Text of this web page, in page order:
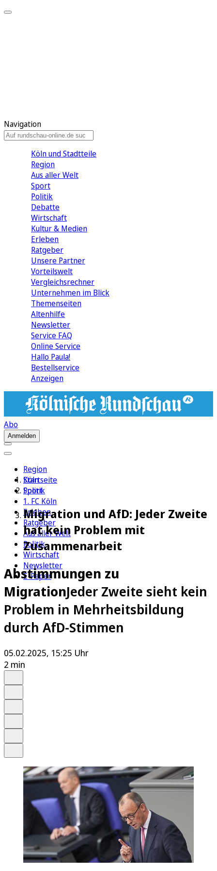
Navigation
Köln und Stadtteile
Region
Aus aller Welt
Sport
Politik
Debatte
Wirtschaft
Kultur & Medien
Erleben
Ratgeber
Unsere Partner
Vorteilswelt
Vergleichsrechner
Unternehmen im Blick
Themenseiten
Altenhilfe
Newsletter
Service FAQ
Online Service
Hallo Paula!
Bestellservice
Anzeigen
Abo
Anmelden
Region
Köln
Sport
1. FC Köln
Erleben
Ratgeber
Aus aller Welt
Politik
Wirtschaft
Newsletter
E-Paper
Startseite
Politik
Migration und AfD: Jeder Zweite
hat kein Problem mit
Zusammenarbeit
Abstimmungen zu
MigrationJeder Zweite sieht kein
Problem in Mehrheitsbildung
durch AfD-Stimmen
05.02.2025, 15:25 Uhr
2 min